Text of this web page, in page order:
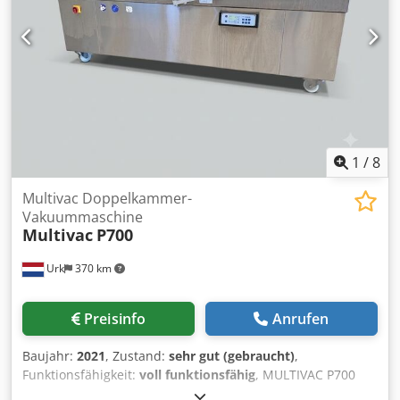
Tafelschokoladen angeschafft. Nach der
Generalüberholung stellte sich jedoch heraus, dass sie für
unsere spezifischen Produkte nicht optimal geeignet ist.
Aus diesem Grund wurde die Maschine nie in unserer
Produktion eingesetzt und befindet sich in einem sehr
gepflegten Zustand. Die Maschine ist voll funktionsfähig,
1 /8
Urk 370 km
Multivac Doppelkammer-
Vakuummaschine
Multivac P700
Preisinfo Anrufen
Baujahr: 2021, Zustand: sehr gut (gebraucht),
Funktionsfähigkeit: voll funktionsfähig, MULTIVAC P700
Doppelkammer-Vakuumverpackungsmaschine Die